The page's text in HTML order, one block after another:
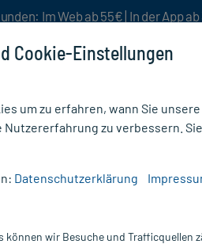
Im Web ab 55€ | In der App
Cookie-Einstellungen
um zu erfahren, wann Sie
Nutzererfahrung zu verbessern.
Datenschutzerklärung
können wir Besuche und Trafficquellen